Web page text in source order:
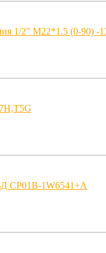
1/2" M22*1.5 (0-90) -
CP01B-1W6541+A